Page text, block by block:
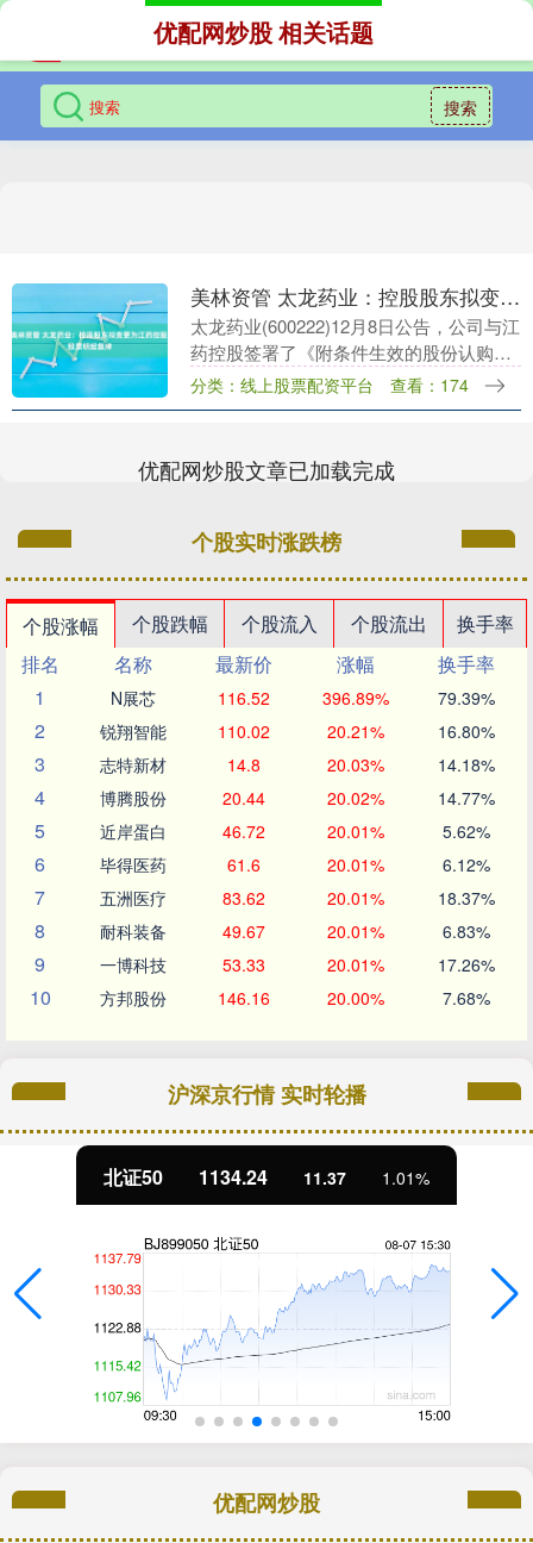
搜索
优配网炒股 相关话题
美林资管 太龙药业：控股股东拟变更为江药控股 股票明起复牌
太龙药业(600222)12月8日公告，公司与江
药控股签署了《附条件生效的股份认购协
议》，拟向特定对象发行不超过7460.52万
股股票，江药控股拟以现金方式全额....
分类：线上股票配资平台 查看：174
优配网炒股文章已加载完成
个股实时涨跌榜
个股涨幅 个股跌幅 个股流入 个股流出
换手率
排名
名称 最新价 涨幅
换手率
1
N展芯 116.52 396.89% 79.39%
2 锐翔智能 110.02 20.21% 16.80%
3 志特新材 14.8 20.03% 14.18%
4 博腾股份 20.44 20.02% 14.77%
5 近岸蛋白 46.72 20.01% 5.62%
6 毕得医药 61.6 20.01% 6.12%
7 五洲医疗 83.62 20.01% 18.37%
8 耐科装备 49.67 20.01% 6.83%
9 一博科技 53.33 20.01% 17.26%
10 方邦股份 146.16 20.00% 7.68%
沪深京行情 实时轮播
北证50 1134.24 11.37 1.01%
优配网炒股